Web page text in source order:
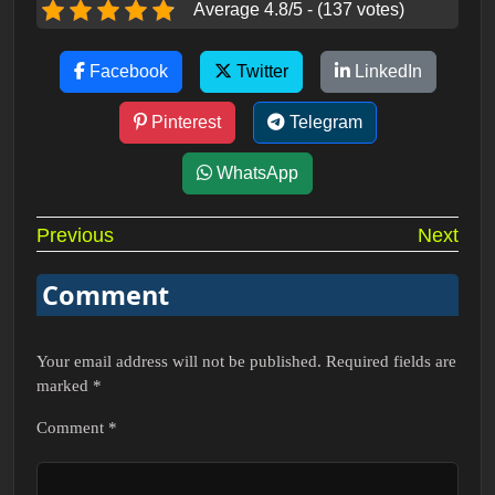
Average 4.8/5 - (137 votes)
Facebook Twitter LinkedIn
Pinterest Telegram
WhatsApp
Post
navigation
Previous Next
Comment
Your email address will not be published. Required fields are
marked *
Comment *